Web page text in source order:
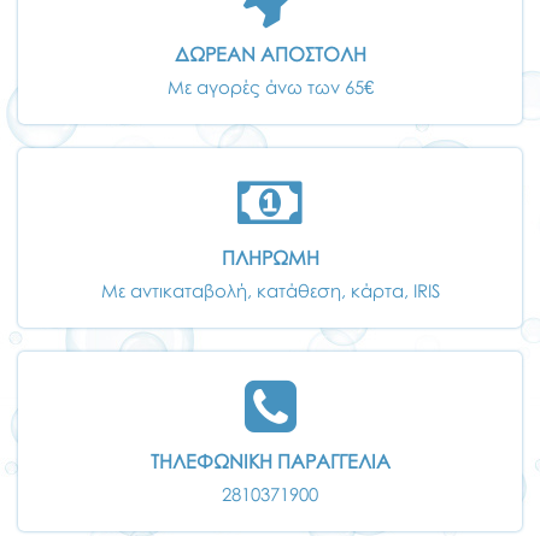
ΔΩΡΕΑΝ ΑΠΟΣΤΟΛΗ
Με αγορές άνω των 65€
ΠΛΗΡΩΜΗ
Με αντικαταβολή, κατάθεση, κάρτα, IRIS
ΤΗΛΕΦΩΝΙΚΗ ΠΑΡΑΓΓΕΛΙΑ
2810371900